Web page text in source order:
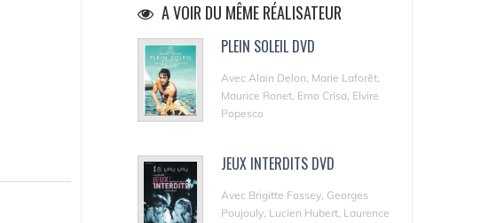
A VOIR DU MÊME RÉALISATEUR
PLEIN SOLEIL DVD
Avec Alain Delon, Marie Laforêt,
Maurice Ronet, Erno Crisa, Elvire
Popesco
JEUX INTERDITS DVD
Avec Brigitte Fossey, Georges
Poujouly, Lucien Hubert, Laurence